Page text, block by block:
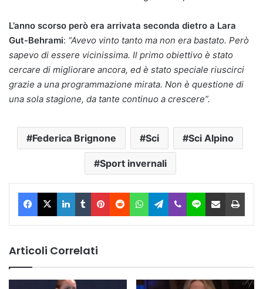
L’anno scorso però era arrivata seconda dietro a Lara
Gut-Behrami: “Avevo vinto tanto ma non era bastato. Però
sapevo di essere vicinissima. Il primo obiettivo è stato
cercare di migliorare ancora, ed è stato speciale riuscirci
grazie a una programmazione mirata. Non è questione di
una sola stagione, da tante continuo a crescere”.
Federica Brignone Sci Sci Alpino
Sport invernali
Facebook
X LinkedIn
TumblrPinterest
RedditWhatsAppTelegram
ViberLine Condividi via Email
Articoli Correlati